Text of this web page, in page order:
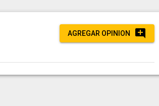
AGREGAR OPINION